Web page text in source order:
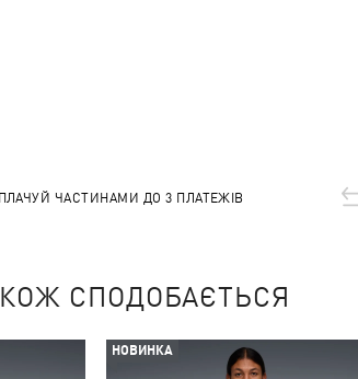
ЧАСТИНАМИ ДО 3 ПЛАТЕЖІВ
СПОДОБАЄТЬСЯ
НОВИНКА